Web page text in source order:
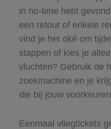
in no-time hebt
een retour of enkele
vind je het oké om
stappen of kies je
vluchten? Gebruik de
zoekmachine en je
die bij jouw
Eenmaal vliegtickets